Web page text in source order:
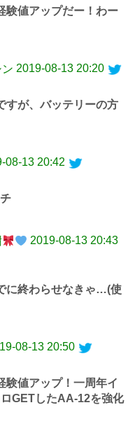
験値アップだー！わー
2019-08-13 20:20
すが、バッテリーの方
08-13 20:42
2019-08-13 20:43
に終わらせなきゃ…(使
08-13 20:50
験値アップ！一周年イ
GETしたAA-12を強化